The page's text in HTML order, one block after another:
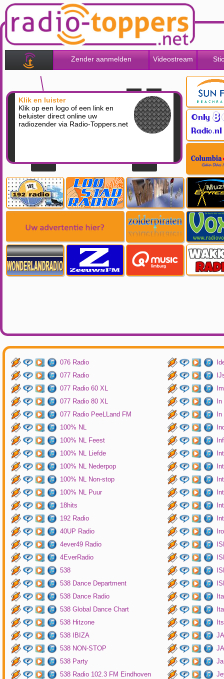
Zender aanmelden Videostream
Klik en luister
Klik op een logo of een link en
beluister direct online uw
radiozender via Radio-Toppers.net
076 Radio
077 Radio
077 Radio 60 XL
077 Radio 80 XL
077 Radio PeeLLand FM
100% NL
100% NL Feest
100% NL Liefde
100% NL Nederpop
100% NL Non-stop
100% NL Puur
18hits
192 Radio
40UP Radio
4ever49 Radio
4EverRadio
538
538 Dance Department
538 Dance Radio
538 Global Dance Chart
538 Hitzone
538 IBIZA
538 NON-STOP
538 Party
538 Radio 102.3 FM Eindhoven